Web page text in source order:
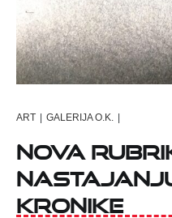
ART | GALERIJA O.K. |
Nova
kronike